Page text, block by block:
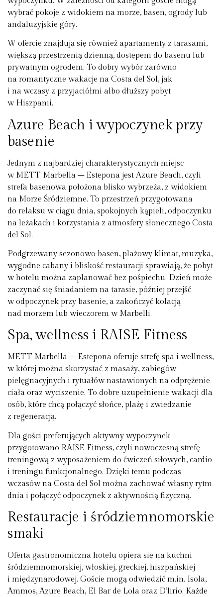
wybrać pokoje z widokiem na morze, basen, ogrody lub
andaluzyjskie góry.
W ofercie znajdują się również apartamenty z tarasami,
większą przestrzenią dzienną, dostępem do basenu lub
prywatnym ogrodem. To dobry wybór zarówno
na romantyczne wakacje na Costa del Sol, jak
i na wczasy z przyjaciółmi albo dłuższy pobyt
w Hiszpanii.
Azure Beach i wypoczynek przy
basenie
Jednym z najbardziej charakterystycznych miejsc
w METT Marbella – Estepona jest Azure Beach, czyli
strefa basenowa położona blisko wybrzeża, z widokiem
na Morze Śródziemne. To przestrzeń przygotowana
do relaksu w ciągu dnia, spokojnych kąpieli, odpoczynku
na leżakach i korzystania z atmosfery słonecznego Costa
del Sol.
Podgrzewany sezonowo basen, plażowy klimat, muzyka,
wygodne cabany i bliskość restauracji sprawiają, że pobyt
w hotelu można zaplanować bez pośpiechu. Dzień może
zaczynać się śniadaniem na tarasie, później przejść
w odpoczynek przy basenie, a zakończyć kolacją
nad morzem lub wieczorem w Marbelli.
Spa, wellness i RAISE Fitness
METT Marbella – Estepona oferuje strefę spa i wellness,
w której można skorzystać z masaży, zabiegów
pielęgnacyjnych i rytuałów nastawionych na odprężenie
ciała oraz wyciszenie. To dobre uzupełnienie wakacji dla
osób, które chcą połączyć słońce, plażę i zwiedzanie
z regeneracją.
Dla gości preferujących aktywny wypoczynek
przygotowano RAISE Fitness, czyli nowoczesną strefę
treningową z wyposażeniem do ćwiczeń siłowych, cardio
i treningu funkcjonalnego. Dzięki temu podczas
wczasów na Costa del Sol można zachować własny rytm
dnia i połączyć odpoczynek z aktywnością fizyczną.
Restauracje i śródziemnomorskie
smaki
Oferta gastronomiczna hotelu opiera się na kuchni
śródziemnomorskiej, włoskiej, greckiej, hiszpańskiej
i międzynarodowej. Goście mogą odwiedzić m.in. Isola,
Ammos, Azure Beach, El Bar de Lola oraz D’lirio. Każde